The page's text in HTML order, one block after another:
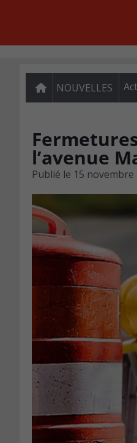
NOUVELLES
l’avenue
Publié le 15 novembre